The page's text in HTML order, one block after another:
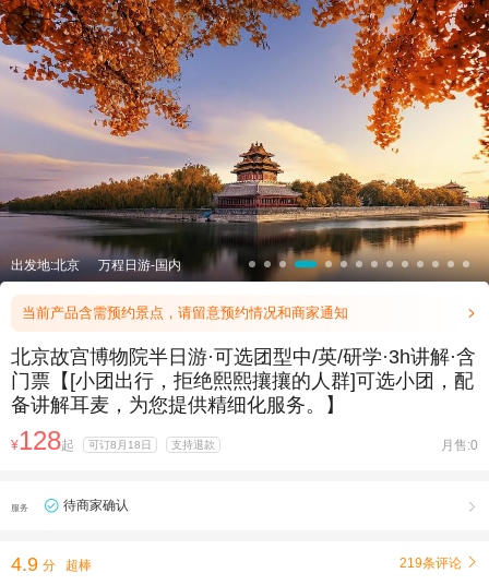
出发地:北京 万程日游-国内
当前产品含需预约景点，请留意预约情况和商家通知 
北京故宫博物院半日游·可选团型中/英/研学·3h讲解·含
门票【[小团出行，拒绝熙熙攘攘的人群]可选小团，配
备讲解耳麦，为您提供精细化服务。】
¥128起 可订8月18日 支持退款 月售:0
服务 待商家确认 
4.9 分 超棒 219条评论 
